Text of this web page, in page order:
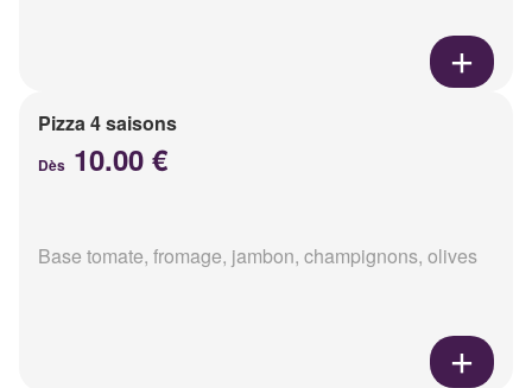
Pizza 4 saisons
Dès 10.00 €
Base tomate, fromage, jambon, champignons, olives